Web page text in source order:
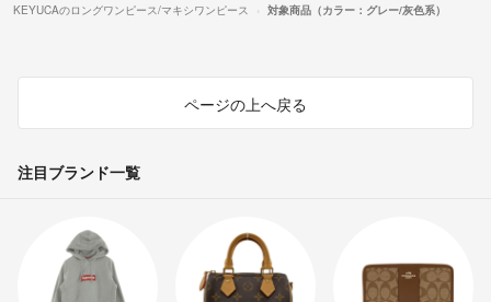
KEYUCAのロングワンピース/マキシワンピース
対象商品（カラー：グレー/灰色系）
ページの上へ戻る
注目ブランド一覧